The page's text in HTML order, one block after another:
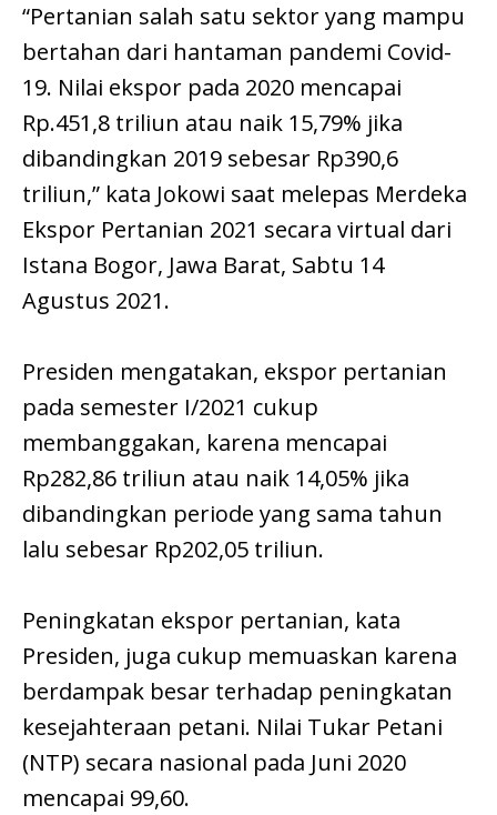
“Pertanian salah satu sektor yang mampu
bertahan dari hantaman pandemi Covid-
19. Nilai ekspor pada 2020 mencapai
Rp.451,8 triliun atau naik 15,79% jika
dibandingkan 2019 sebesar Rp390,6
triliun,” kata Jokowi saat melepas Merdeka
Ekspor Pertanian 2021 secara virtual dari
Istana Bogor, Jawa Barat, Sabtu 14
Agustus 2021.
Presiden mengatakan, ekspor pertanian
pada semester I/2021 cukup
membanggakan, karena mencapai
Rp282,86 triliun atau naik 14,05% jika
dibandingkan periode yang sama tahun
lalu sebesar Rp202,05 triliun.
Peningkatan ekspor pertanian, kata
Presiden, juga cukup memuaskan karena
berdampak besar terhadap peningkatan
kesejahteraan petani. Nilai Tukar Petani
(NTP) secara nasional pada Juni 2020
mencapai 99,60.